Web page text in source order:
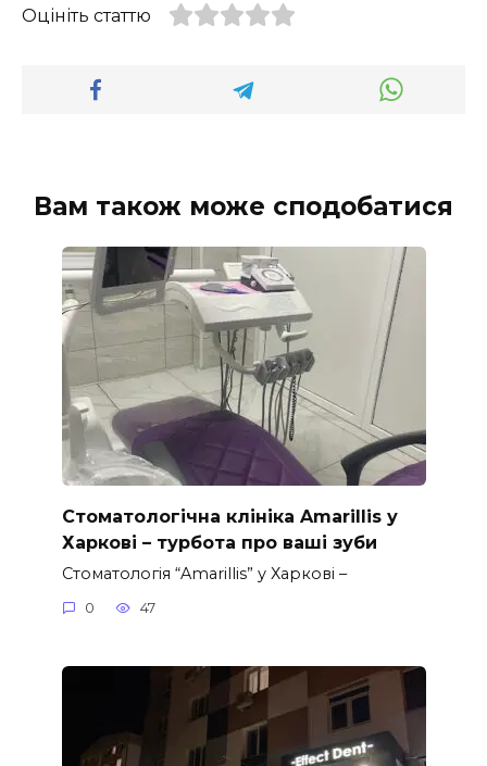
Оцініть статтю
Вам також може сподобатися
Стоматологічна клініка Amarillis у
Харкові – турбота про ваші зуби
Стоматологія “Amarillis” у Харкові –
0 47